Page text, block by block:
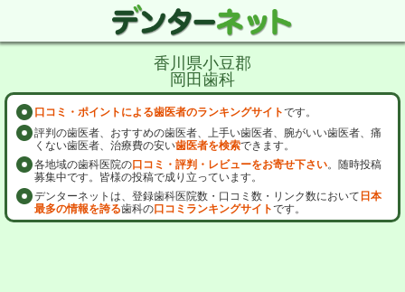
香川県小豆郡
岡田歯科
口コミ・ポイントによる歯医者のランキングサイトです。
評判の歯医者、おすすめの歯医者、上手い歯医者、腕がいい歯医者、痛
くない歯医者、治療費の安い歯医者を検索できます。
各地域の歯科医院の口コミ・評判・レビューをお寄せ下さい。随時投稿
募集中です。皆様の投稿で成り立っています。
デンターネットは、登録歯科医院数・口コミ数・リンク数において 日本
最多の情報を誇る歯科の口コミランキングサイトです。